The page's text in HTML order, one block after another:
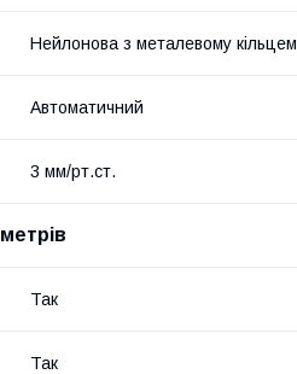
Нейлонова з металевому кільцем
Автоматичний
3 мм/рт.ст.
Так
Так